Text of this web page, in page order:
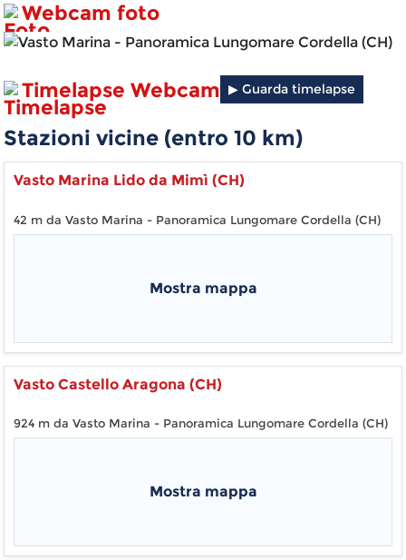
Webcam foto
Timelapse Webcam ▶ Guarda timelapse
Stazioni vicine (entro 10 km)
Vasto Marina Lido da Mimì (CH)
42 m da Vasto Marina - Panoramica Lungomare Cordella (CH)
Mostra mappa
Vasto Castello Aragona (CH)
924 m da Vasto Marina - Panoramica Lungomare Cordella (CH)
Mostra mappa